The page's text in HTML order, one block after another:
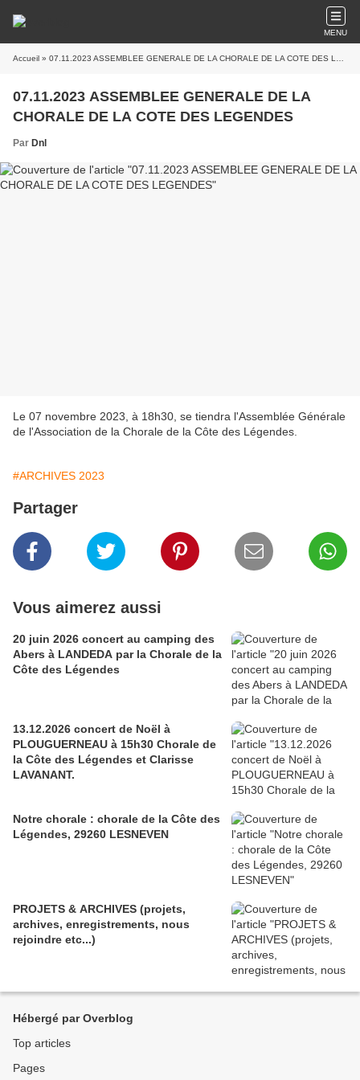
MENU
Accueil » 07.11.2023 ASSEMBLEE GENERALE DE LA CHORALE DE LA COTE DES LEGENDES
07.11.2023 ASSEMBLEE GENERALE DE LA
CHORALE DE LA COTE DES LEGENDES
Par Dnl
Le 07 novembre 2023, à 18h30, se tiendra l'Assemblée Générale
de l'Association de la Chorale de la Côte des Légendes.
#ARCHIVES 2023
Partager
Vous aimerez aussi
20 juin 2026 concert au camping des
Abers à LANDEDA par la Chorale de la
Côte des Légendes
13.12.2026 concert de Noël à
PLOUGUERNEAU à 15h30 Chorale de
la Côte des Légendes et Clarisse
LAVANANT.
Notre chorale : chorale de la Côte des
Légendes, 29260 LESNEVEN
PROJETS & ARCHIVES (projets,
archives, enregistrements, nous
rejoindre etc...)
Hébergé par Overblog
Top articles
Pages